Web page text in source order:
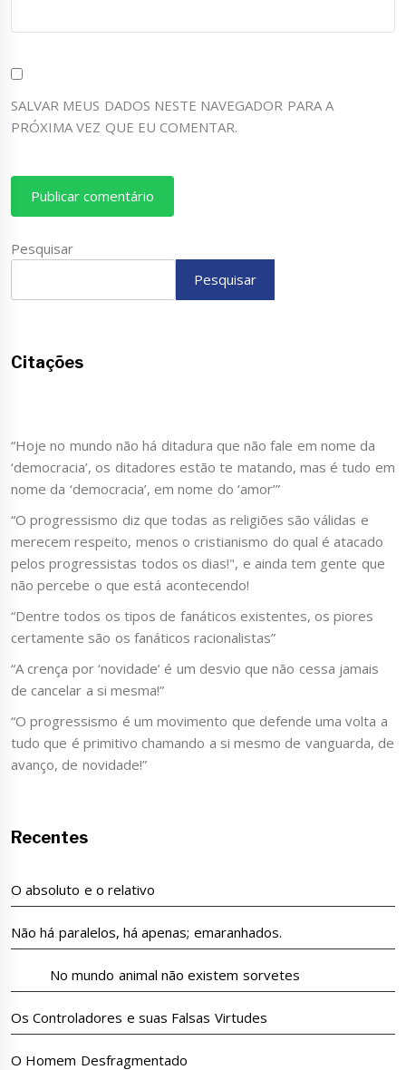
SALVAR MEUS DADOS NESTE NAVEGADOR PARA A
PRÓXIMA VEZ QUE EU COMENTAR.
Pesquisar
Pesquisar
Citações
“Hoje no mundo não há ditadura que não fale em nome da
‘democracia’, os ditadores estão te matando, mas é tudo em
nome da ‘democracia’, em nome do ‘amor’”
“O progressismo diz que todas as religiões são válidas e
merecem respeito, menos o cristianismo do qual é atacado
pelos progressistas todos os dias!", e ainda tem gente que
não percebe o que está acontecendo!
“Dentre todos os tipos de fanáticos existentes, os piores
certamente são os fanáticos racionalistas”
“A crença por ‘novidade’ é um desvio que não cessa jamais
de cancelar a si mesma!”
“O progressismo é um movimento que defende uma volta a
tudo que é primitivo chamando a si mesmo de vanguarda, de
avanço, de novidade!”
Recentes
O absoluto e o relativo
Não há paralelos, há apenas; emaranhados.
No mundo animal não existem sorvetes
Os Controladores e suas Falsas Virtudes
O Homem Desfragmentado